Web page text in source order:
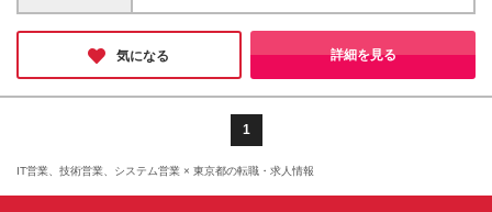
年収はあくまでも目安の金額であり、 選考を通じ
て上下する可能性があります。 ※試用期間：6か月
東京本社 東京都中央区晴海1-8-10 晴海アイランド
トリトンスクエアオフィスタワーX34階 ◆大阪営業所
大阪府大阪市淀川区宮原4丁目3−7 MPR新大阪ビル4F
◆札幌営業所 北海道札幌市北区北10条西3丁目1-1
Noblesse Sapporo 3階 (変更の範囲)上記を除く当社
関連勤務地
気になる 詳細を見る
1
IT営業、技術営業、システム営業 × 東京都の転職・求人情報